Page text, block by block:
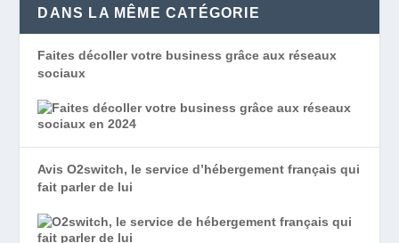
DANS LA MÊME CATÉGORIE
Faites décoller votre business grâce aux réseaux
sociaux
Avis O2switch, le service d’hébergement français qui
fait parler de lui